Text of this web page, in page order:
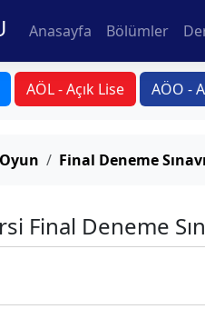
Anasayfa Bölümler
AÖL - Açık Lise AÖO -
Final Deneme
Final Deneme